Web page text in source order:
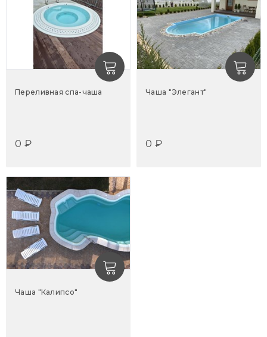
Переливная спа-чаша
0 ₽
Чаша "Элегант"
0 ₽
Чаша "Калипсо"